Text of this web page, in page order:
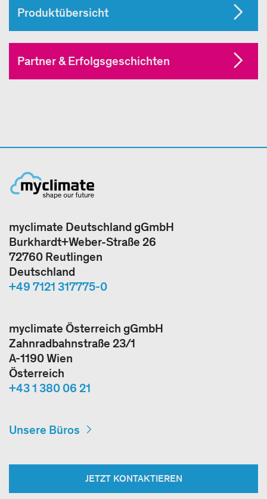
Produktübersicht
Partner & Erfolgsgeschichten
myclimate Deutschland gGmbH
Burkhardt+Weber-Straße 26
72760 Reutlingen
Deutschland
+49 7121 317775-0
myclimate Österreich gGmbH
Zahnradbahnstraße 23/1
A-1190 Wien
Österreich
+43 1 380 06 21
Unsere Büros
JETZT KONTAKTIEREN